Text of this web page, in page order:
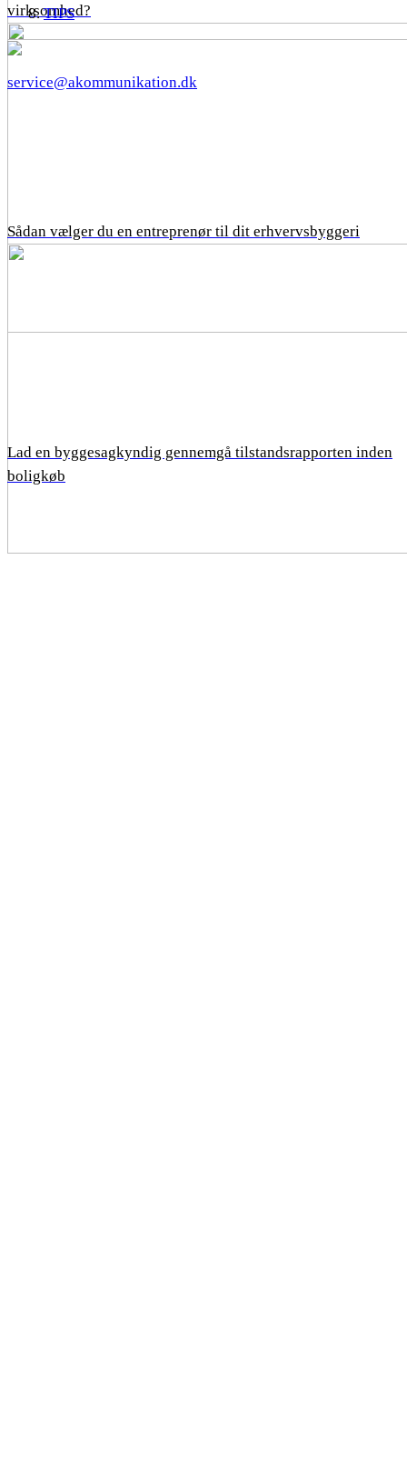
virksomhed?
Sådan vælger du en entreprenør til dit erhvervsbyggeri
Lad en byggesagkyndig gennemgå tilstandsrapporten inden
boligkøb
TIPS
service@akommunikation.dk